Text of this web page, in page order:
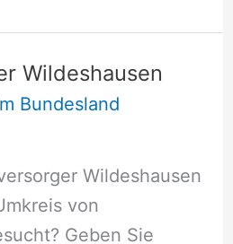
Wildeshausen
Bundesland
Wildeshausen
von
Geben Sie